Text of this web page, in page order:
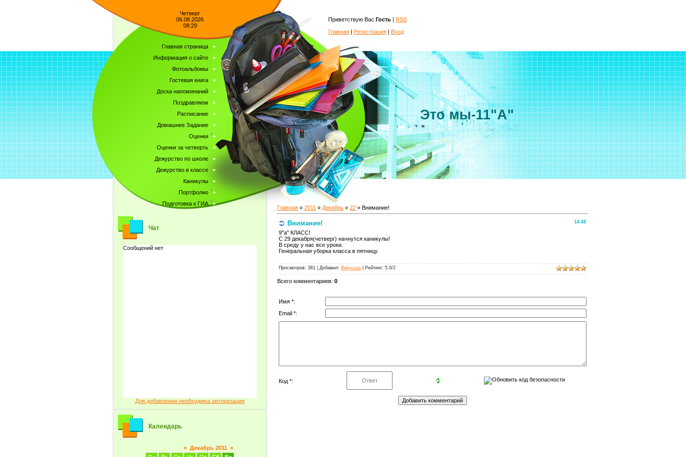
Четверг
06.08.2026
08:29
Главная страница
Информация о сайте
Фотоальбомы
Гостевая книга
Доска напоминаний
Поздравляем
Расписание
Домашнее Задание
Оценки
Оценки за четверть
Дежурство по школе
Дежурство в классе
Каникулы
Портфолио
Подготовка к ГИА
Чат
Для добавления необходима авторизация
Календарь
« Декабрь 2011 »
Приветствую Вас Гость | RSS
Главная | Регистрация | Вход
Это мы-11"А"
Главная » 2011 » Декабрь » 22 » Внимание!
14:48
Внимание!
9"а" КЛАСС!
С 29 декабря(четверг) начнутся каникулы!
В среду у нас все уроки.
Генеральная уборка класса в пятницу.
Просмотров: 361 | Добавил: Викуська Рейтинг: 5.0/2
Всего комментариев: 0
Имя *:
Email *:
Код *: